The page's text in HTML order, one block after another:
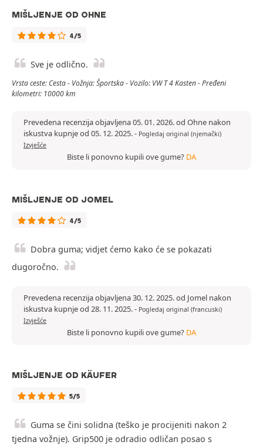
MIŠLJENJE OD OHNE
4/5
Sve je odlično.
Vrsta ceste: Cesta - Vožnja: Športska - Vozilo: VW T 4 Kasten - Pređeni
kilometri: 10000 km
Prevedena recenzija objavljena 05. 01. 2026. od Ohne nakon
iskustva kupnje od 05. 12. 2025.- Pogledaj original (njemački)
Izvješće
Biste li ponovno kupili ove gume? DA
MIŠLJENJE OD JOMEL
4/5
Dobra guma; vidjet ćemo kako će se pokazati
dugoročno.
Prevedena recenzija objavljena 30. 12. 2025. od Jomel nakon
iskustva kupnje od 28. 11. 2025.- Pogledaj original (francuski)
Izvješće
Biste li ponovno kupili ove gume? DA
MIŠLJENJE OD KÄUFER
5/5
Guma se čini solidna (teško je procijeniti nakon 2
tjedna vožnje). Grip500 je odradio odličan posao s